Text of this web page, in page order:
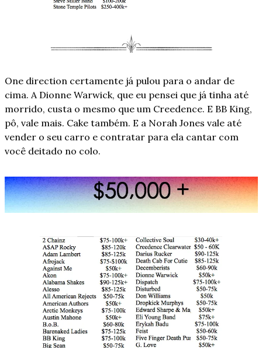
One direction certamente já pulou para o andar de
cima. A Dionne Warwick, que eu pensei que já tinha até
morrido, custa o mesmo que um Creedence. E BB King,
pô, vale mais. Cake também. E a Norah Jones vale até
vender o seu carro e contratar para ela cantar com
você deitado no colo.